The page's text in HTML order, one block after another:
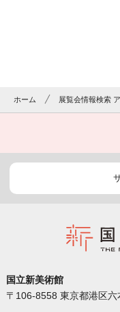
ホーム 展覧会情報検索
国立新美術館
〒106-8558 東京都港区